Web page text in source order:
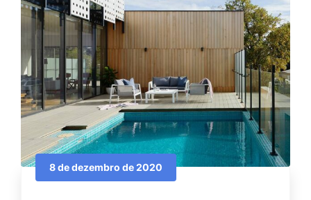
8 de dezembro de 2020